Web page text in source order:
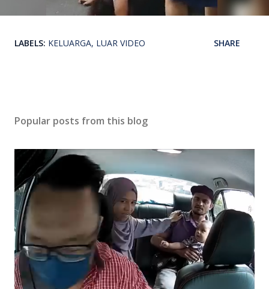
LABELS: KELUARGA LUAR VIDEO SHARE
Popular posts from this blog